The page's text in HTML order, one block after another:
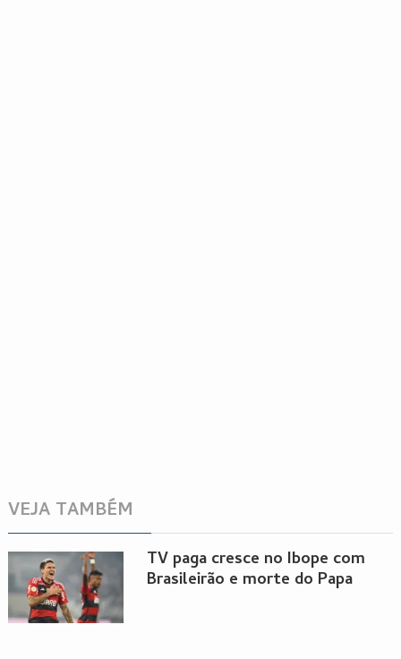
VEJA TAMBÉM
TV paga cresce no Ibope com
Brasileirão e morte do Papa